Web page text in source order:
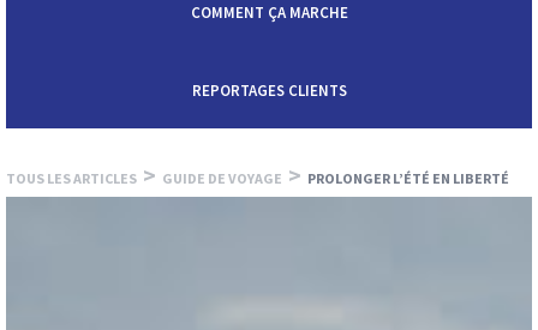
COMMENT ÇA MARCHE
REPORTAGES CLIENTS
TOUS LES ARTICLES > GUIDE DE VOYAGE > PROLONGER L’ÉTÉ EN LIBERTÉ